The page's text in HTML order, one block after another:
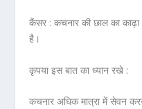
कैंसर : कचनार की छाल का
है।
कृपया इस बात का ध्यान रखे :
कचनार अधिक मात्रा में सेवन